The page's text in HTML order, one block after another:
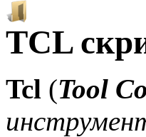
TCL
Tcl (Tool